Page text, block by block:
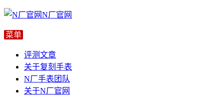
N厂官网
评测文章
关于复刻手表
N厂手表团队
关于N厂官网